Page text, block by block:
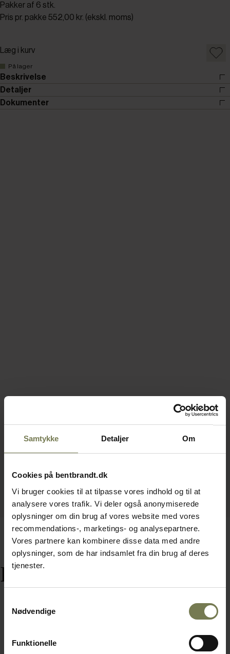
Samtykke Detaljer Om
Cookies på bentbrandt.dk
Vi bruger cookies til at tilpasse vores indhold og til at
analysere vores trafik. Vi deler også anonymiserede
oplysninger om din brug af vores website med vores
recommendations-, marketings- og analysepartnere.
Vores partnere kan kombinere disse data med andre
oplysninger, som de har indsamlet fra din brug af deres
tjenester.
Nødvendige
Funktionelle
Pakker af 6 stk.
Pris pr. pakke 552,00 kr. (ekskl. moms)
Læg i kurv
På lager
Beskrivelse
Detaljer
Dokumenter
Relaterede varer